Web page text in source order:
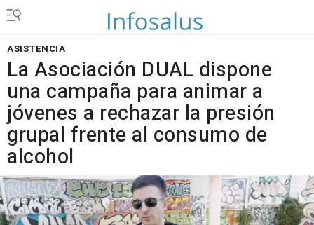
ASISTENCIA
La Asociación DUAL dispone
una campaña para animar a
jóvenes a rechazar la presión
grupal frente al consumo de
alcohol